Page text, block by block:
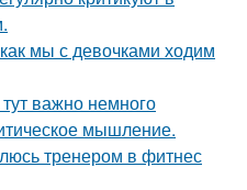
мы с девочками ходим
важно немного
мышление.
тренером в фитнес